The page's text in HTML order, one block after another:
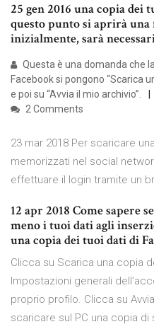
25 gen 2016 una copia dei
questo punto si aprirà una
inizialmente, sarà
Questa è una domanda che
Facebook si pongono “Scarica
e poi su “Avvia il mio archivio”.
2 Comments
23 mar 2018 Per scaricare
memorizzati nel social
effettuare il login tramite un
12 apr 2018 Come sapere
meno i tuoi dati agli
una copia dei tuoi dati di
Clicca su Scarica una copia
Impostazioni generali
proprio profilo. Clicca su
scaricare sul PC una copia